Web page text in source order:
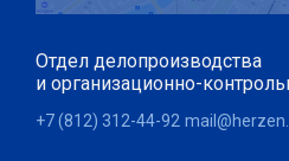
Отдел делопроизводства
и организационно-
+7 (812) 312-44-92